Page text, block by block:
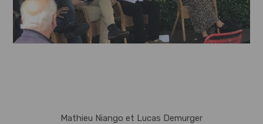
Mathieu Niango et Lucas Demurger